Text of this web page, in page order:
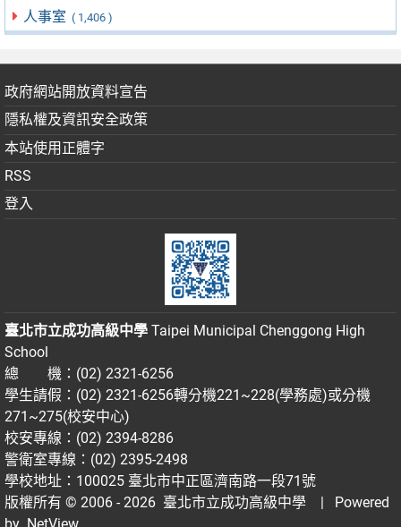
人事室 ( 1,406 )
政府網站開放資料宣告
隱私權及資訊安全政策
本站使用正體字
RSS
登入
臺北市立成功高級中學 Taipei Municipal Chenggong High
School
總 機：(02) 2321-6256
學生請假：(02) 2321-6256轉分機221~228(學務處)或分機
271~275(校安中心)
校安專線：(02) 2394-8286
警衛室專線：(02) 2395-2498
學校地址：100025 臺北市中正區濟南路一段71號
版權所有 © 2006 - 2026 臺北市立成功高級中學
| Powered
by NetView